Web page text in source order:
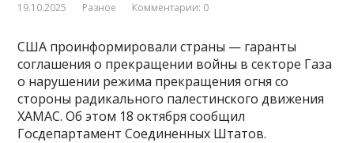
19.10.2025 Разное Комментарии: 0
США проинформировали страны — гаранты
соглашения о прекращении войны в секторе Газа
о нарушении режима прекращения огня со
стороны радикального палестинского движения
ХАМАС. Об этом 18 октября сообщил
Госдепартамент Соединенных Штатов.